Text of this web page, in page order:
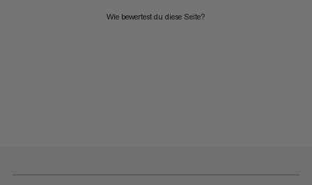
Wie bewertest du diese Seite?